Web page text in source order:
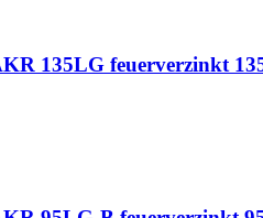
135LG feuerverzinkt